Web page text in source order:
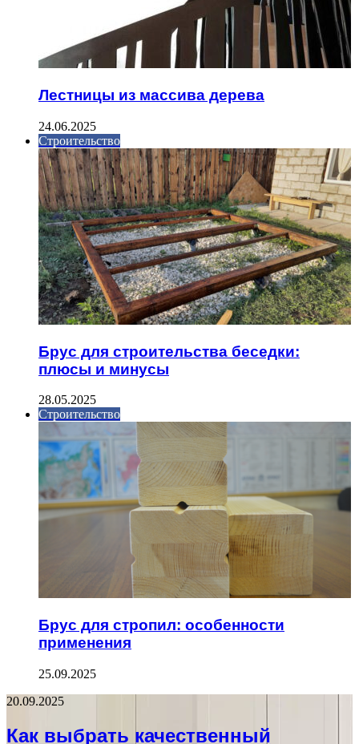
Лестницы из массива дерева
24.06.2025
Строительство
Брус для строительства беседки:
плюсы и минусы
28.05.2025
Строительство
Брус для стропил: особенности
применения
25.09.2025
20.09.2025
Как выбрать качественный